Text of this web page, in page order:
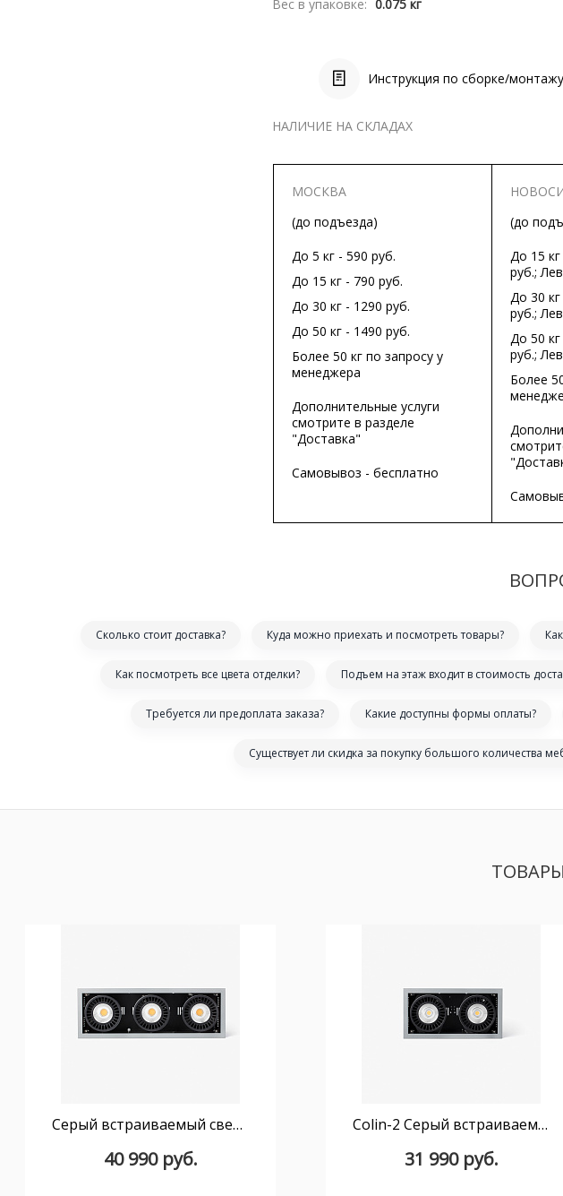
Вес в упаковке: 0.075 кг
Инструкция по сборке/монтажу
НАЛИЧИЕ НА СКЛАДАХ
МОСКВА
(до подъезда)
До 5 кг - 590 руб.
До 15 кг - 790 руб.
До 30 кг - 1290 руб.
До 50 кг - 1490 руб.
Более 50 кг по запросу у
менеджера
Дополнительные услуги
смотрите в разделе
"Доставка"
Самовывоз - бесплатно
(до
До 15
руб.;
До 30
руб.;
До 50
руб.;
Более
Сколько стоит доставка? Куда можно приехать и посмотреть товары?
Как посмотреть все цвета отделки? Подъем на этаж входит в стоимость
Требуется ли предоплата заказа? Какие доступны формы оплаты?
Существует ли скидка за покупку большого количества
Серый встраиваемый светильник Colin-3 72-108Вт 3000К 20°
40 990 руб.
Colin-2 Серый встраиваемый светильник 48-72Вт FASHION 20°
31 990 руб.